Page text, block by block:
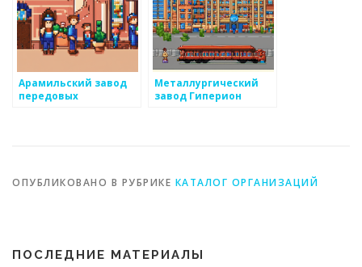
Арамильский завод
передовых
Металлургический
завод Гиперион
ОПУБЛИКОВАНО В РУБРИКЕ КАТАЛОГ ОРГАНИЗАЦИЙ
ПОСЛЕДНИЕ МАТЕРИАЛЫ